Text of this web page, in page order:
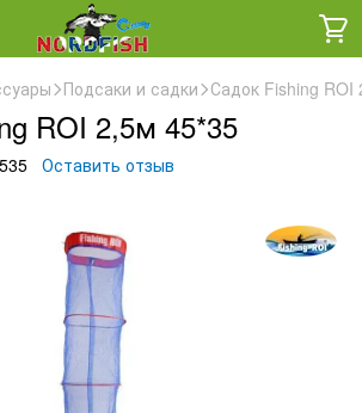
Подсаки и садки Садок Fishing ROI
ROI 2,5м 45*35
Оставить отзыв